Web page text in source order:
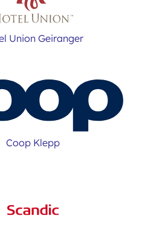
Union Geiranger
Coop Klepp